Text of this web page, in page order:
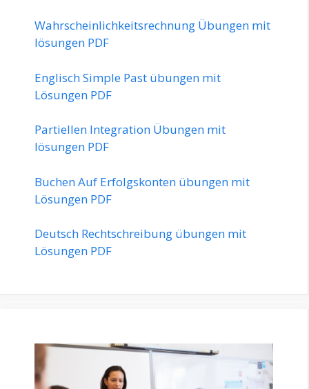
Wahrscheinlichkeitsrechnung Übungen mit
lösungen PDF
Englisch Simple Past übungen mit
Lösungen PDF
Partiellen Integration Übungen mit
lösungen PDF
Buchen Auf Erfolgskonten übungen mit
Lösungen PDF
Deutsch Rechtschreibung übungen mit
Lösungen PDF